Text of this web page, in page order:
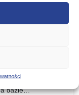
LESZCZ
bazie